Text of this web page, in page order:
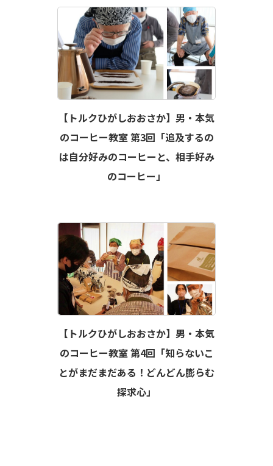
【トルクひがしおおさか】男・本気
のコーヒー教室 第3回「追及するの
は自分好みのコーヒーと、相手好み
のコーヒー」
【トルクひがしおおさか】男・本気
のコーヒー教室 第4回「知らないこ
とがまだまだある！どんどん膨らむ
探求心」